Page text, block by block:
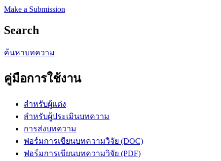
Make a Submission
Search
ค้นหาบทความ
คู่มือการใช้งาน
สำหรับผู้แต่ง
สำหรับผู้ประเมินบทความ
การส่งบทความ
ฟอร์มการเขียนบทความวิจัย (DOC)
ฟอร์มการเขียนบทความวิจัย (PDF)